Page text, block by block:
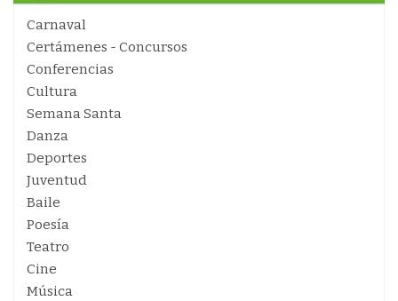
Carnaval
Certámenes - Concursos
Conferencias
Cultura
Semana Santa
Danza
Deportes
Juventud
Baile
Poesía
Teatro
Cine
Música